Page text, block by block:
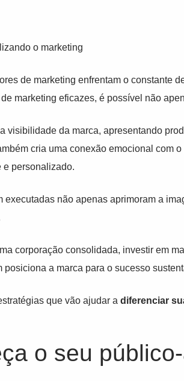
o marketing
de marketing enfrentam o constante
marketing eficazes, é possível não
visibilidade da marca, apresentando
cria uma conexão emocional com
e personalizado.
executadas não apenas aprimoram a
corporação consolidada, investir em
posiciona a marca para o sucesso
que vão ajudar a diferenciar
o seu